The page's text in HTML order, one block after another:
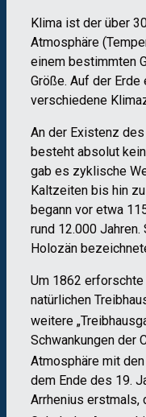
Klima ist der über
Atmosphäre
einem bestimmten
Größe. Auf der
verschiedene
An der Existenz des
besteht absolut
gab es zyklische
Kaltzeiten bis hin
begann vor etwa
rund 12.000
Holozän
Um 1862
natürlichen
weitere
Schwankungen der
Atmosphäre mit
dem Ende des 19.
Arrhenius erstmals,